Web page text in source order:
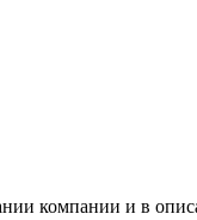
компании и в